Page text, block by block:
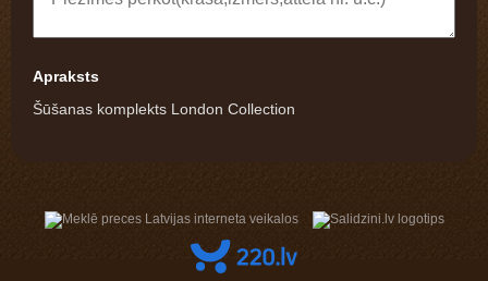
Apraksts
Šūšanas komplekts London Collection